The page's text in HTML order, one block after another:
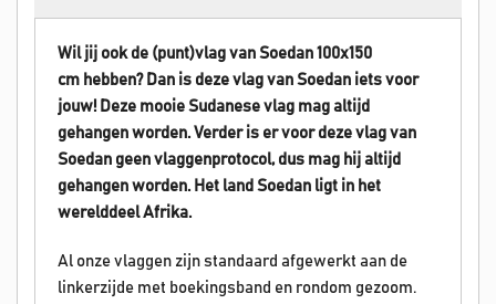
Wil jij ook de (punt)vlag van Soedan 100x150
cm hebben? Dan is deze vlag van Soedan iets voor
jouw! Deze mooie Sudanese vlag mag altijd
gehangen worden. Verder is er voor deze vlag van
Soedan geen vlaggenprotocol, dus mag hij altijd
gehangen worden. Het land Soedan ligt in het
werelddeel Afrika.
Al onze vlaggen zijn standaard afgewerkt aan de
linkerzijde met boekingsband en rondom gezoom.